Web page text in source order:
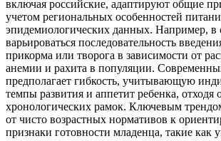
включая российские, адаптируют общие
учетом региональных особенностей
эпидемиологических данных. Например, в
варьироваться последовательность
прикорма или творога в зависимости от
анемии и рахита в популяции.
предполагает гибкость, учитывающую
темпы развития и аппетит ребенка, отходя
хронологических рамок. Ключевым
от чисто возрастных нормативов к
признаки готовности младенца, такие как